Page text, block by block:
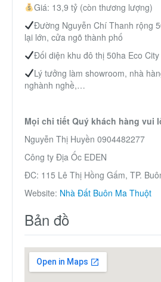
Giá: 13,9 tỷ (còn thương lượng)
Đường Nguyễn Chí Thanh rộng
lại lớn, cửa ngõ thành phố
Đối diện khu đô thị 50ha Eco
Lý tưởng làm showroom, nhà
nghành nghề,…
Mọi chi tiết Quý khách hàng vui
Nguyễn Thị Huyền 0904482277
Công ty Địa Ốc EDEN
ĐC: 115 Lê Thị Hồng Gấm, TP.
Website: Nhà Đất Buôn Ma Thuột
Bản đồ